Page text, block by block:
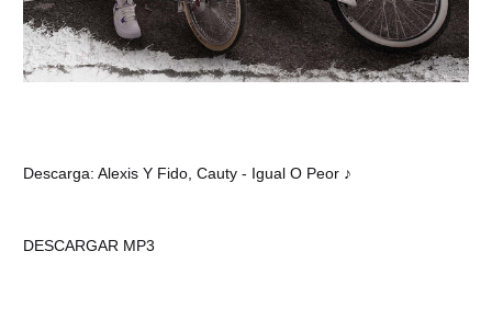
Descarga: Alexis Y Fido, Cauty - Igual O Peor ♪
DESCARGAR MP3